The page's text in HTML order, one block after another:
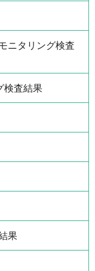
ニタリング検査
検査結果
果